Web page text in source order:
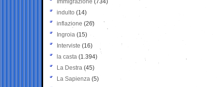
Immigrazione (734)
indulto (14)
inflazione (26)
Ingroia (15)
Interviste (16)
la casta (1.394)
La Destra (45)
La Sapienza (5)